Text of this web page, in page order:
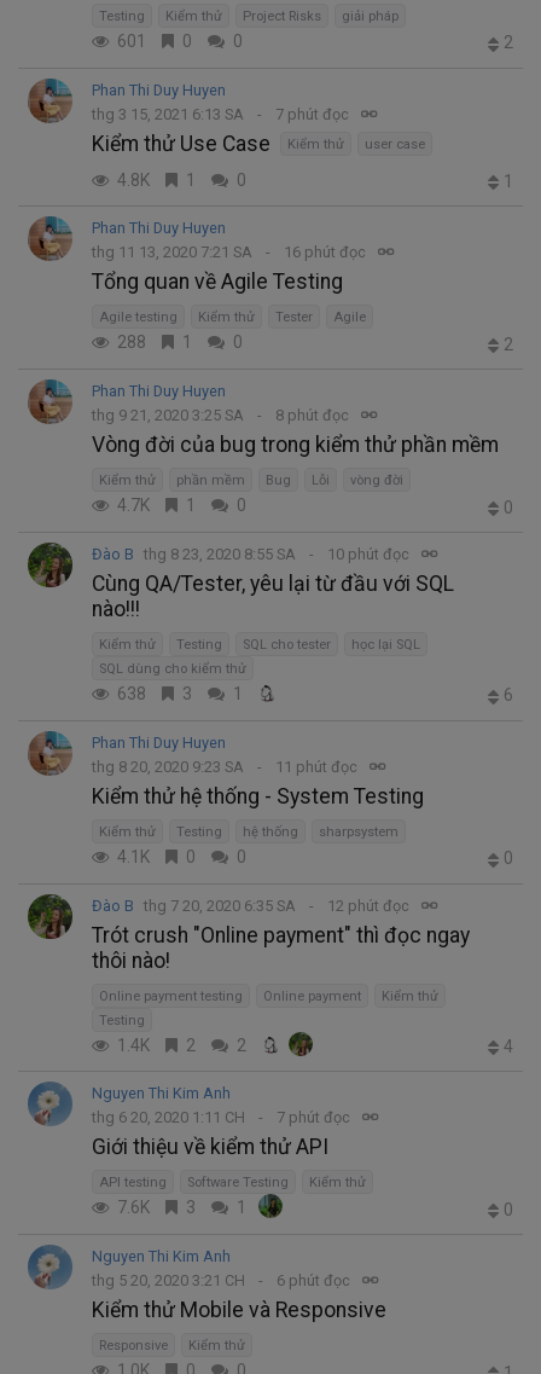
Testing Kiểm thử Project Risks giải pháp
601 0 0 2
Phan Thi Duy Huyen
thg 3 15, 2021 6:13 SA
7 phút đọc
Kiểm thử Use Case Kiểm thử user case
4.8K 1 0 1
Phan Thi Duy Huyen
thg 11 13, 2020 7:21 SA
16 phút đọc
Tổng quan về Agile Testing
Agile testing Kiểm thử Tester Agile
288 1 0 2
Phan Thi Duy Huyen
thg 9 21, 2020 3:25 SA
8 phút đọc
Vòng đời của bug trong kiểm thử phần mềm
Kiểm thử phần mềm Bug Lỗi vòng đời
4.7K 1 0 0
Đào B thg 8 23, 2020 8:55 SA 10 phút đọc
Cùng QA/Tester, yêu lại từ đầu với SQL
nào!!!
Kiểm thử Testing SQL cho tester
học lại SQL
SQL dùng cho kiểm thử
638 3 1 6
Phan Thi Duy Huyen
thg 8 20, 2020 9:23 SA
11 phút đọc
Kiểm thử hệ thống - System Testing
Kiểm thử Testing hệ thống sharpsystem
4.1K 0 0 0
Đào B thg 7 20, 2020 6:35 SA 12 phút đọc
Trót crush "Online payment" thì đọc ngay
thôi nào!
Online payment testing Online payment
Kiểm thử
Testing
1.4K 2 2 4
Nguyen Thi Kim Anh
thg 6 20, 2020 1:11 CH
7 phút đọc
Giới thiệu về kiểm thử API
API testing Software Testing Kiểm thử
7.6K 3 1 0
Nguyen Thi Kim Anh
thg 5 20, 2020 3:21 CH
6 phút đọc
Kiểm thử Mobile và Responsive
Responsive Kiểm thử